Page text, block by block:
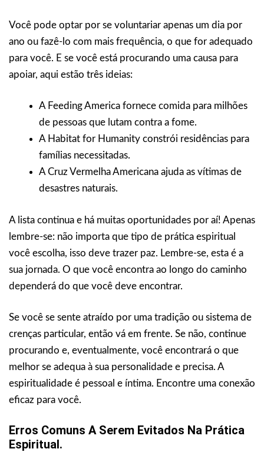
Você pode optar por se voluntariar apenas um dia por
ano ou fazê-lo com mais frequência, o que for adequado
para você. E se você está procurando uma causa para
apoiar, aqui estão três ideias:
A Feeding America fornece comida para milhões
de pessoas que lutam contra a fome.
A Habitat for Humanity constrói residências para
famílias necessitadas.
A Cruz Vermelha Americana ajuda as vítimas de
desastres naturais.
A lista continua e há muitas oportunidades por aí! Apenas
lembre-se: não importa que tipo de prática espiritual
você escolha, isso deve trazer paz. Lembre-se, esta é a
sua jornada. O que você encontra ao longo do caminho
dependerá do que você deve encontrar.
Se você se sente atraído por uma tradição ou sistema de
crenças particular, então vá em frente. Se não, continue
procurando e, eventualmente, você encontrará o que
melhor se adequa à sua personalidade e precisa. A
espiritualidade é pessoal e íntima. Encontre uma conexão
eficaz para você.
Erros Comuns A Serem Evitados Na Prática
Espiritual.